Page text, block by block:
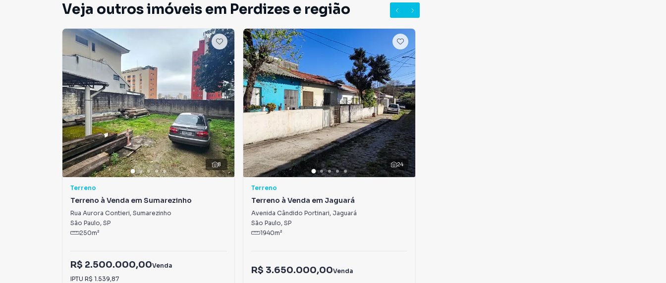
Veja outros imóveis em Perdizes e região
8
Terreno
Terreno à Venda em Sumarezinho
Rua Aurora Contieri, Sumarezinho
São Paulo, SP
250m²
R$ 2.500.000,00Venda
IPTU R$ 1.539,87
24
Terreno
Terreno à Venda em Jaguará
Avenida Cândido Portinari, Jaguará
São Paulo, SP
1940m²
R$ 3.650.000,00Venda